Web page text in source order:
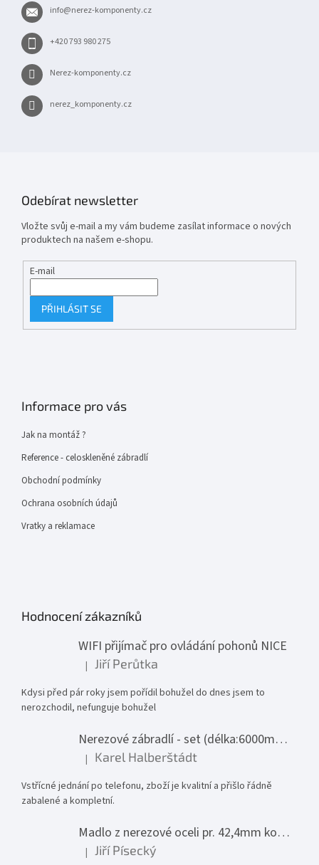
info@nerez-komponenty.cz
+420 793 980 275
Nerez-komponenty.cz
nerez_komponenty.cz
Odebírat newsletter
Vložte svůj e-mail a my vám budeme zasílat informace o nových
produktech na našem e-shopu.
E-mail
PŘIHLÁSIT SE
Informace pro vás
Jak na montáž ?
Reference - celoskleněné zábradlí
Obchodní podmínky
Ochrana osobních údajů
Vratky a reklamace
Hodnocení zákazníků
WIFI přijímač pro ovládání pohonů NICE
Hodnocení produktu je 1 z 5 hvězdiček.
| Jiří Perůtka
Kdysi před pár roky jsem pořídil bohužel do dnes jsem to
nerozchodil, nefunguje bohužel
Nerezové zábradlí - set (délka:6000mm x výška:1000mm)
Hodnocení produktu je 5 z 5 hvězdiček.
| Karel Halberštádt
Vstřícné jednání po telefonu, zboží je kvalitní a přišlo řádně
zabalené a kompletní.
Madlo z nerezové oceli pr. 42,4mm komplet - model 0116 - 3000mm
Hodnocení produktu je 5 z 5 hvězdiček.
| Jiří Písecký